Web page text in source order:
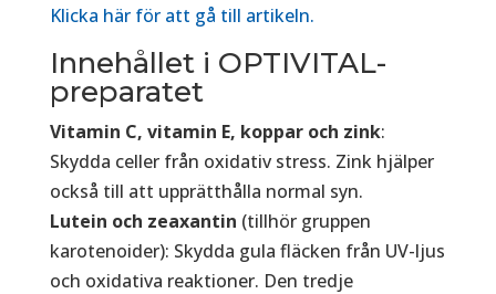
Klicka här för att gå till artikeln.
Innehållet i OPTIVITAL-
preparatet
Vitamin C, vitamin E, koppar och zink:
Skydda celler från oxidativ stress. Zink hjälper
också till att upprätthålla normal syn.
Lutein och zeaxantin (tillhör gruppen
karotenoider): Skydda gula fläcken från UV-ljus
och oxidativa reaktioner. Den tredje